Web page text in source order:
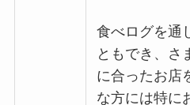
食べログを通
ともでき、さ
に合ったお店
な方には特に